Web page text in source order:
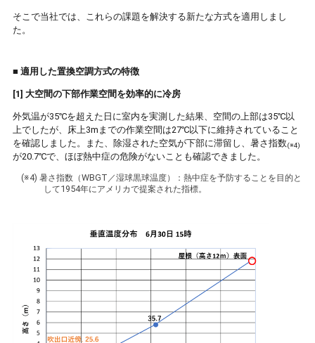
そこで当社では、これらの課題を解決する新たな方式を適用しまし
た。
■ 適用した置換空調方式の特徴
[1] 大空間の下部作業空間を効率的に冷房
外気温が35℃を超えた日に室内を実測した結果、空間の上部は35℃以
上でしたが、床上3mまでの作業空間は27℃以下に維持されていること
を確認しました。また、除湿された空気が下部に滞留し、暑さ指数(※4)
が20.7℃で、ほぼ熱中症の危険がないことも確認できました。
(※4) 暑さ指数（WBGT／湿球黒球温度）：熱中症を予防することを目的と
して1954年にアメリカで提案された指標。